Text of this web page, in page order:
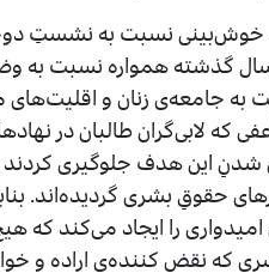
نسبت به نشستِ
گذشته همواره نسبت به
جامعه‌ی زنان و اقلیت‌های
که لابی‌گران طالبان در
شدنِ این هدف جلوگیری
حقوقِ بشری گردیده‌اند.
را ایجاد می‌کند که
که نقض کننده‌ی اراده و